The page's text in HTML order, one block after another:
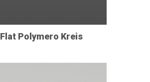
Flat Polymero Kreis